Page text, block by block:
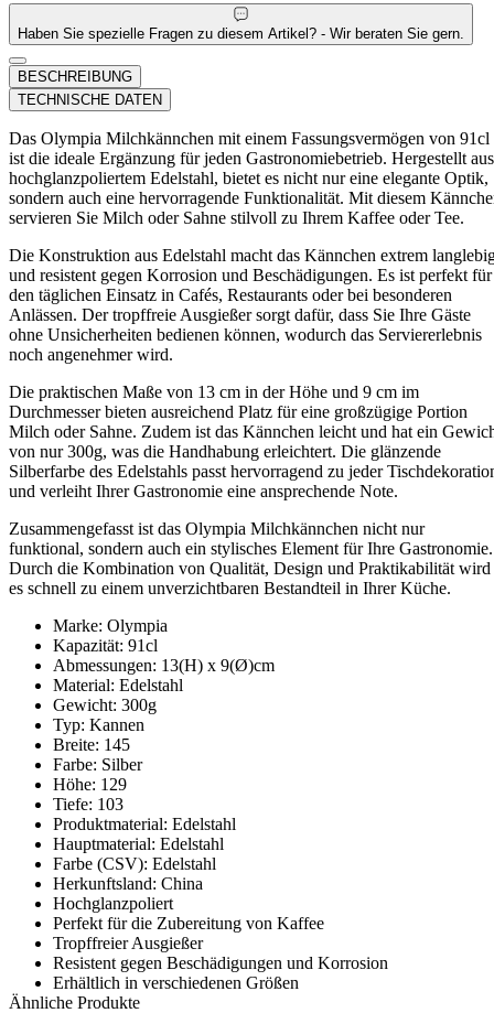
Haben Sie spezielle Fragen zu diesem Artikel? - Wir beraten Sie gern.
BESCHREIBUNG
TECHNISCHE DATEN
Das Olympia Milchkännchen mit einem Fassungsvermögen von 91cl
ist die ideale Ergänzung für jeden Gastronomiebetrieb. Hergestellt aus
hochglanzpoliertem Edelstahl, bietet es nicht nur eine elegante Optik,
sondern auch eine hervorragende Funktionalität. Mit diesem
servieren Sie Milch oder Sahne stilvoll zu Ihrem Kaffee oder Tee.
Die Konstruktion aus Edelstahl macht das Kännchen extrem
und resistent gegen Korrosion und Beschädigungen. Es ist perfekt für
den täglichen Einsatz in Cafés, Restaurants oder bei besonderen
Anlässen. Der tropffreie Ausgießer sorgt dafür, dass Sie Ihre Gäste
ohne Unsicherheiten bedienen können, wodurch das Serviererlebnis
noch angenehmer wird.
Die praktischen Maße von 13 cm in der Höhe und 9 cm im
Durchmesser bieten ausreichend Platz für eine großzügige Portion
Milch oder Sahne. Zudem ist das Kännchen leicht und hat ein
von nur 300g, was die Handhabung erleichtert. Die glänzende
Silberfarbe des Edelstahls passt hervorragend zu jeder
und verleiht Ihrer Gastronomie eine ansprechende Note.
Zusammengefasst ist das Olympia Milchkännchen nicht nur
funktional, sondern auch ein stylisches Element für Ihre Gastronomie.
Durch die Kombination von Qualität, Design und Praktikabilität wird
es schnell zu einem unverzichtbaren Bestandteil in Ihrer Küche.
Marke: Olympia
Kapazität: 91cl
Abmessungen: 13(H) x 9(Ø)cm
Material: Edelstahl
Gewicht: 300g
Typ: Kannen
Breite: 145
Farbe: Silber
Höhe: 129
Tiefe: 103
Produktmaterial: Edelstahl
Hauptmaterial: Edelstahl
Farbe (CSV): Edelstahl
Herkunftsland: China
Hochglanzpoliert
Perfekt für die Zubereitung von Kaffee
Tropffreier Ausgießer
Resistent gegen Beschädigungen und Korrosion
Erhältlich in verschiedenen Größen
Ähnliche Produkte